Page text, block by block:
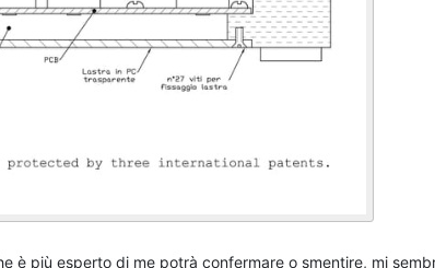
è più esperto di me potrà confermare o smentire, mi